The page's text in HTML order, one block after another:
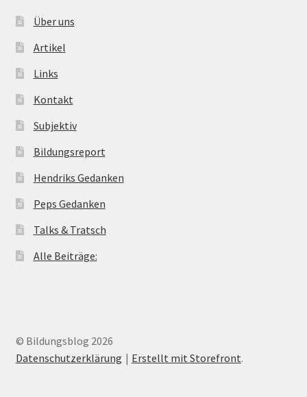
Über uns
Artikel
Links
Kontakt
Subjektiv
Bildungsreport
Hendriks Gedanken
Peps Gedanken
Talks & Tratsch
Alle Beiträge:
© Bildungsblog 2026
Datenschutzerklärung
Erstellt mit Storefront.